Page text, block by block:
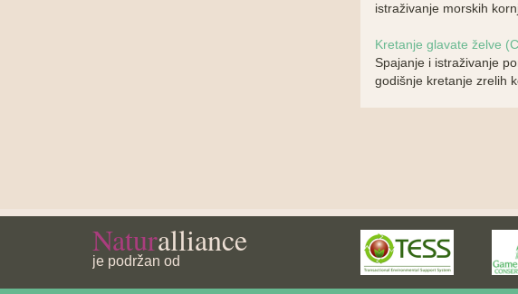
istraživanje morskih
Kretanje glavate želve
Spajanje i istraživanje
godišnje kretanje zrelih
Naturalliance
je podržan od